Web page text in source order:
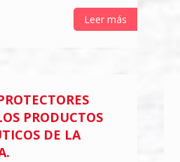
Leer más
PRODUCTOS
DE LA